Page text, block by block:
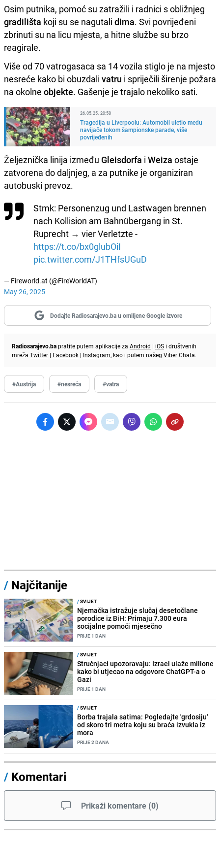
Osim putnika, pomoć su zatražili i radnici s obližnjeg
gradilišta koji su se nagutali dima. Svi povrijeđeni
zbrinuti su na licu mjesta, a hitne službe su brzo
reagirale.
Više od 70 vatrogasaca sa 14 vozila stiglo je na mjesto
nesreće kako bi obuzdali vatru i spriječili širenje požara
na okolne objekte. Gašenje je trajalo nekoliko sati.
26.05.25. 20:58
Tragedija u Liverpoolu: Automobil uletio među
navijače tokom šampionske parade, više
povrijeđenih
Željeznička linija između Gleisdorfa i Weiza ostaje
zatvorena do daljnjeg, a za putnike je organiziran
autobuski prevoz.
Stmk: Personenzug und Lastwagen brennen
nach Kollision am Bahnübergang in St.
Ruprecht → vier Verletzte -
https://t.co/bx0glubOiI
pic.twitter.com/J1THfsUGuD
— Fireworld.at (@FireWorldAT)
May 26, 2025
Dodajte Radiosarajevo.ba u omiljene Google izvore
Radiosarajevo.bapratite putem aplikacije za Android | iOS i društvenih
mreža Twitter | Facebook | Instagram, kao i putem našeg ViberChata.
#Austrija #nesreća #vatra
/ Najčitanije
/SVIJET
Njemačka istražuje slučaj desetočlane
porodice iz BiH: Primaju 7.300 eura
socijalne pomoći mjesečno
PRIJE 1 DAN
/SVIJET
Stručnjaci upozoravaju: Izrael ulaže milione
kako bi utjecao na odgovore ChatGPT-a o
Gazi
PRIJE 1 DAN
/SVIJET
Borba trajala satima: Pogledajte 'grdosiju'
od skoro tri metra koju su braća izvukla iz
mora
PRIJE 2 DANA
/ Komentari
Prikaži komentare (0)